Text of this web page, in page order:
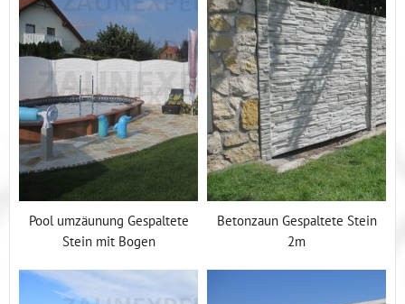
Pool umzäunung Gespaltete
Stein mit Bogen
Betonzaun Gespaltete Stein
2m